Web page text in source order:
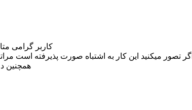
کاربر گرامی
اگر تصور میکنید این کار به اشتباه صورت پذیرفته است مراتب این مسئله را
همچنین